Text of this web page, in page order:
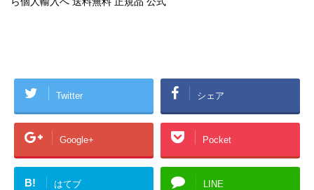
Twitter シェア
Google+ Pocket
B! はてブ LINE